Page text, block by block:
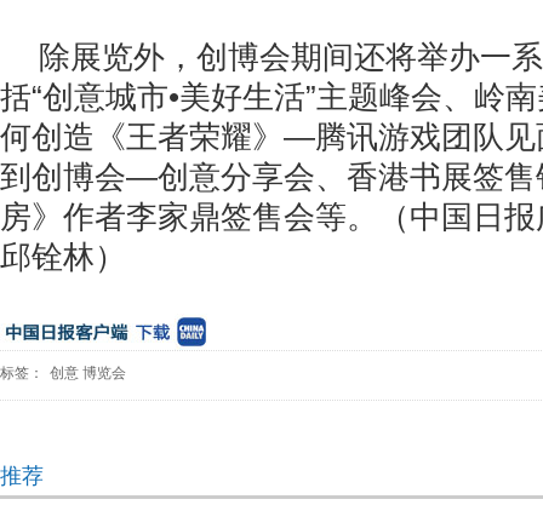
除展览外，创博会期间还将举办一
括“创意城市•美好生活”主题峰会、岭
何创造《王者荣耀》—腾讯游戏团队
到创博会—创意分享会、香港书展签
房》作者李家鼎签售会等。（中国日
邱铨林）
标签： 创意 博览会
推荐